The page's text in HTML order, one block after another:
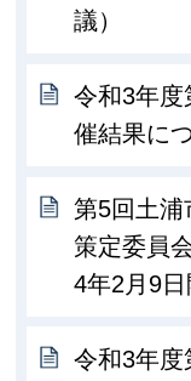
議）
令和3年度
催結果に
第5回土浦
策定委員
4年2月9日
令和3年度